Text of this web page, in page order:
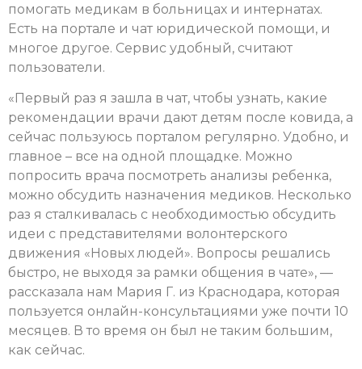
помогать медикам в больницах и интернатах.
Есть на портале и чат юридической помощи, и
многое другое. Сервис удобный, считают
пользователи.
«Первый раз я зашла в чат, чтобы узнать, какие
рекомендации врачи дают детям после ковида, а
сейчас пользуюсь порталом регулярно. Удобно, и
главное – все на одной площадке. Можно
попросить врача посмотреть анализы ребенка,
можно обсудить назначения медиков. Несколько
раз я сталкивалась с необходимостью обсудить
идеи с представителями волонтерского
движения «Новых людей». Вопросы решались
быстро, не выходя за рамки общения в чате», —
рассказала нам Мария Г. из Краснодара, которая
пользуется онлайн-консультациями уже почти 10
месяцев. В то время он был не таким большим,
как сейчас.